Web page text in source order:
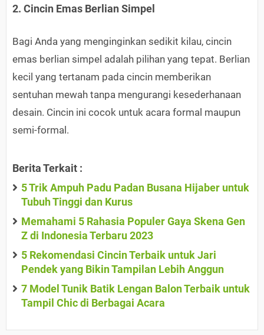
2. Cincin Emas Berlian Simpel
Bagi Anda yang menginginkan sedikit kilau, cincin
emas berlian simpel adalah pilihan yang tepat. Berlian
kecil yang tertanam pada cincin memberikan
sentuhan mewah tanpa mengurangi kesederhanaan
desain. Cincin ini cocok untuk acara formal maupun
semi-formal.
Berita Terkait :
5 Trik Ampuh Padu Padan Busana Hijaber untuk
Tubuh Tinggi dan Kurus
Memahami 5 Rahasia Populer Gaya Skena Gen
Z di Indonesia Terbaru 2023
5 Rekomendasi Cincin Terbaik untuk Jari
Pendek yang Bikin Tampilan Lebih Anggun
7 Model Tunik Batik Lengan Balon Terbaik untuk
Tampil Chic di Berbagai Acara